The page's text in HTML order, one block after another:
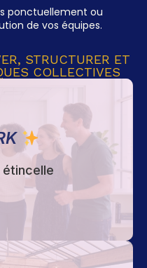
ponctuellement ou
de vos équipes.
STRUCTURER ET
COLLECTIVES
étincelle
SPARK
en entreprise
par LETWE
Diagnostic préalable
par Mariline
Idéal pour
créer
d'aller plus loin